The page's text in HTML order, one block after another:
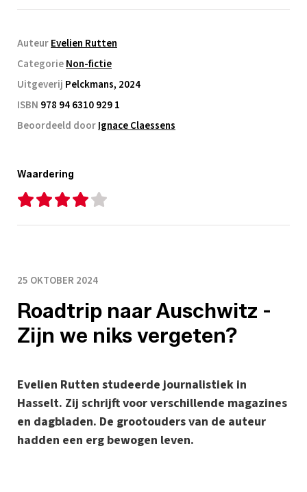
AuteurEvelien Rutten
CategorieNon-fictie
Uitgeverij Pelckmans, 2024
ISBN 978 94 6310 929 1
Beoordeeld doorIgnace Claessens
Waardering
25 OKTOBER 2024
Roadtrip naar Auschwitz -
Zijn we niks vergeten?
Evelien Rutten studeerde journalistiek in
Hasselt. Zij schrijft voor verschillende magazines
en dagbladen. De grootouders van de auteur
hadden een erg bewogen leven.